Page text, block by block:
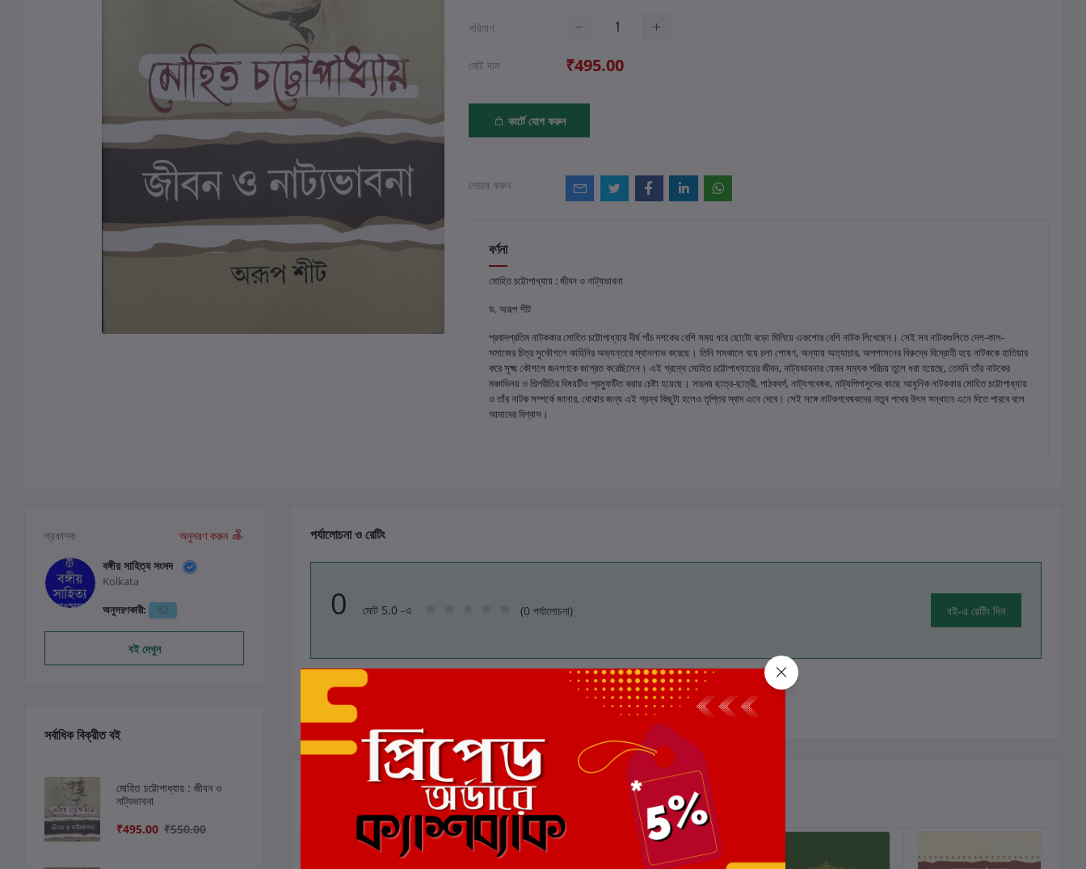
পরিমাণ
মোট দাম ₹495.00
কার্টে যোগ করুন
শেয়ার করুন
বর্ণনা
মোহিত চট্টোপাধ্যায় : জীবন ও নাট্যভাবনা
ড. অরূপ শীট
প্রবাদপ্রতিম নাটককার মোহিত চট্টোপাধ্যায় দীর্ঘ পাঁচ দশকের বেশি সময় ধরে ছোটো বড়ো মিলিয়ে একশোর বেশি নাটক লিখেছেন। সেই সব নাটকগুলিতে দেশ-কাল-
সমাজের চিত্র সুকৌশলে কাহিনির অভ্যন্তরে স্থানলাভ করেছে। তিনি সমকালে বয়ে চলা শোষণ, অন্যায় অত্যাচার, অপশাসনের বিরুদ্ধে বিদ্রোহী হয়ে নাটককে হাতিয়ার
করে সূক্ষ্ম কৌশলে জনগণকে জাগ্রত করেছিলেন। এই গ্রন্থে মোহিত চট্টোপাধ্যায়ের জীবন, নাট্যভাবনার যেমন সম্যক পরিচয় তুলে ধরা হয়েছে, তেমনি তাঁর নাটকের
মঞ্চাভিনয় ও শিল্পরীতির বিষয়টিও প্রস্ফুটিত করার চেষ্টা হয়েছে। সহৃদয় ছাত্র-ছাত্রী, পাঠকবর্গ, নাট্যগবেষক, নাট্যপিপাসুদের কাছে আধুনিক নাটককার মোহিত চট্টোপাধ্যায়
ও তাঁর নাটক সম্পর্কে জানার, বোঝার জন্য এই গ্রন্থ কিছুটা হলেও তৃপ্তির স্বাদ এনে দেবে। সেই সঙ্গে নাটকগবেষকদের নতুন পথের উৎস সন্ধানে এনে দিতে পারবে বলে
আমাদের বিশ্বাস।
প্রকাশক
অনুসরণ করুন
বঙ্গীয় সাহিত্য সংসদ
Kolkata
অনুসরণকারী:
82
বই দেখুন
সর্বাধিক বিক্রীত বই
মোহিত চট্টোপাধ্যায় : জীবন ও
নাট্যভাবনা
₹495.00 ₹550.00
পর্যালোচনা ও রেটিং
0 মোট 5.0 -এ (0 পর্যালোচনা) বই-এ রেটিং দিন
এই বইয়ের জন্য এখনও কোন পর্যালোচনা নেই